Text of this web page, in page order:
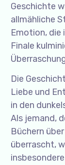
Geschichte
allmähliche
Emotion, die
Finale
Die
Liebe und
in den
Als jemand,
Büchern
überrascht,